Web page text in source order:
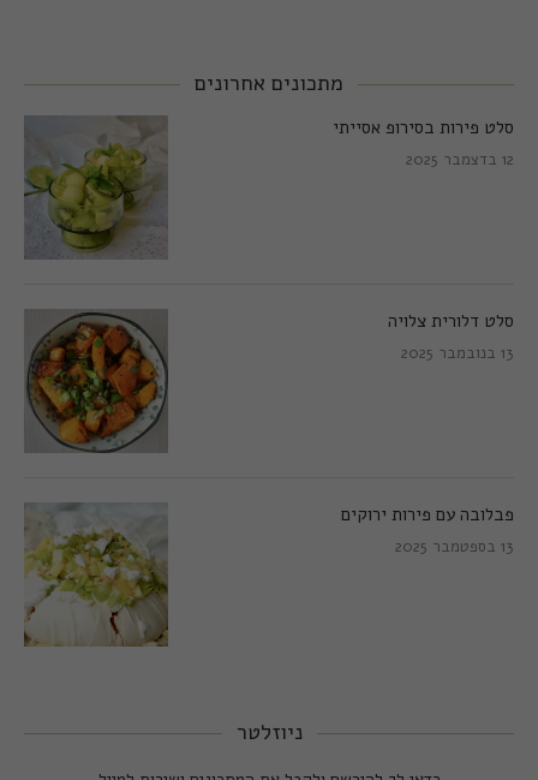
מתכונים אחרונים
סלט פירות בסירופ אסייתי
12 בדצמבר 2025
סלט דלורית צלויה
13 בנובמבר 2025
פבלובה עם פירות ירוקים
13 בספטמבר 2025
ניוזלטר